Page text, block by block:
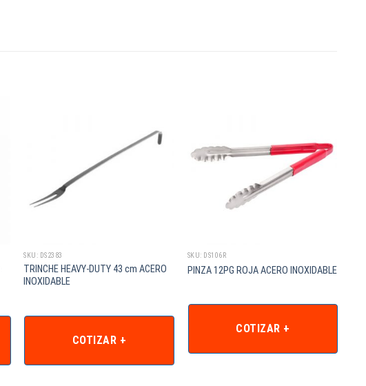
SKU: DS2383
TRINCHE HEAVY-DUTY 43 cm ACERO
INOXIDABLE
COTIZAR +
SKU: DS106R
PINZA 12PG ROJA ACERO INOXIDABLE
COTIZAR +